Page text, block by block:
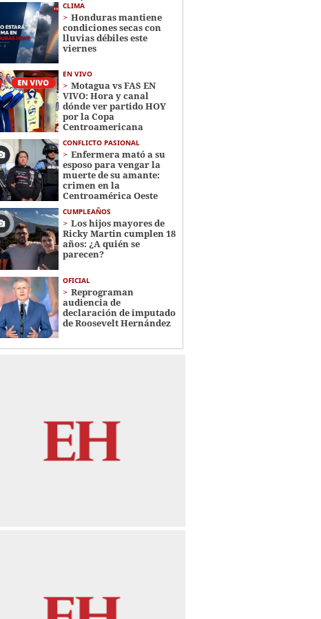
CLIMA
Honduras mantiene
condiciones secas con
lluvias débiles este
viernes
EN VIVO
Motagua vs FAS EN
VIVO: Hora y canal
dónde ver partido HOY
por la Copa
Centroamericana
CONFLICTO PASIONAL
Enfermera mató a su
esposo para vengar la
muerte de su amante:
crimen en la
Centroamérica Oeste
CUMPLEAÑOS
Los hijos mayores de
Ricky Martin cumplen 18
años: ¿A quién se
parecen?
OFICIAL
Reprograman
audiencia de
declaración de imputado
de Roosevelt Hernández